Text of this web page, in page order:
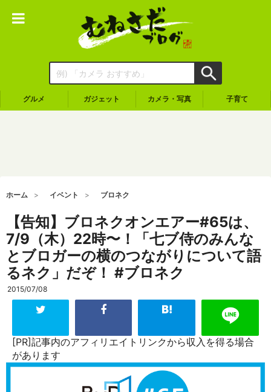
グルメ ガジェット カメラ・写真 子育て
ホーム イベント ブロネク
【告知】ブロネクオンエアー#65は、
7/9（木）22時〜！「七ブ侍のみんな
とブロガーの横のつながりについて語
るネク」だぞ！ #ブロネク
2015/07/08
[PR]記事内のアフィリエイトリンクから収入を得る場合
があります